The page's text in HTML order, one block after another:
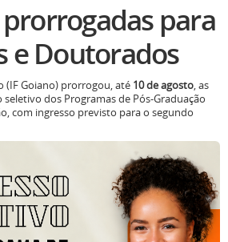
para
e Doutorados
(IF Goiano) prorrogou, até 10 de agosto, as
seletivo dos Programas de Pós-Graduação
com ingresso previsto para o segundo